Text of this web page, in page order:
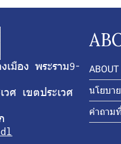
มือง พระราม9-
วศ เขตประเวศ
ABOUT
นโยบา
คำถาม